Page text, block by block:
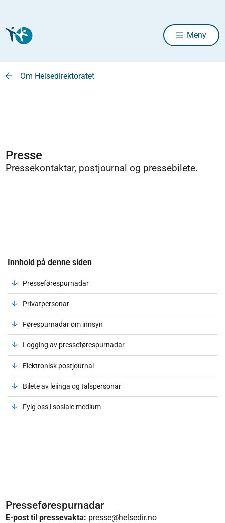
Meny
Om Helsedirektoratet
Presse
Pressekontaktar, postjournal og pressebilete.
Innhold på denne siden
Presseførespurnadar
Privatpersonar
Førespurnadar om innsyn
Logging av presseførespurnadar
Elektronisk postjournal
Bilete av leiinga og talspersonar
Fylg oss i sosiale medium
Presseførespurnadar
E-post til pressevakta: presse@helsedir.no